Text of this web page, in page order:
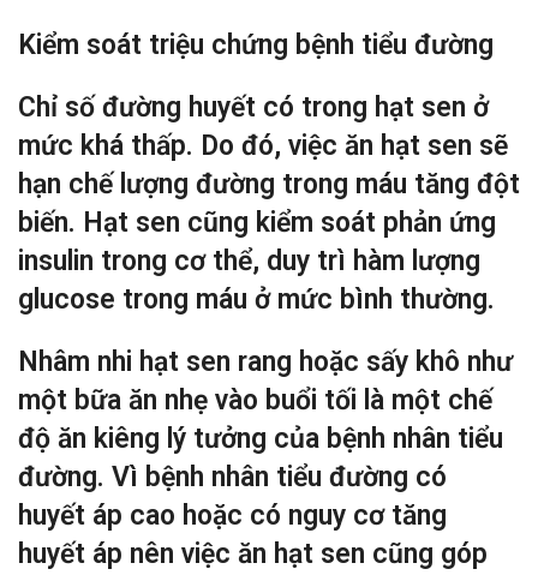
Kiểm soát triệu chứng bệnh tiểu đường
Chỉ số đường huyết có trong hạt sen ở
mức khá thấp. Do đó, việc ăn hạt sen sẽ
hạn chế lượng đường trong máu tăng đột
biến. Hạt sen cũng kiểm soát phản ứng
insulin trong cơ thể, duy trì hàm lượng
glucose trong máu ở mức bình thường.
Nhâm nhi hạt sen rang hoặc sấy khô như
một bữa ăn nhẹ vào buổi tối là một chế
độ ăn kiêng lý tưởng của bệnh nhân tiểu
đường. Vì bệnh nhân tiểu đường có
huyết áp cao hoặc có nguy cơ tăng
huyết áp nên việc ăn hạt sen cũng góp